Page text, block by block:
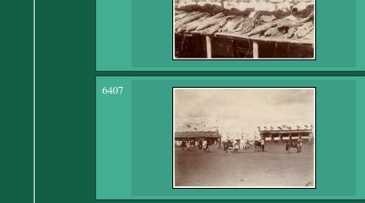
6407